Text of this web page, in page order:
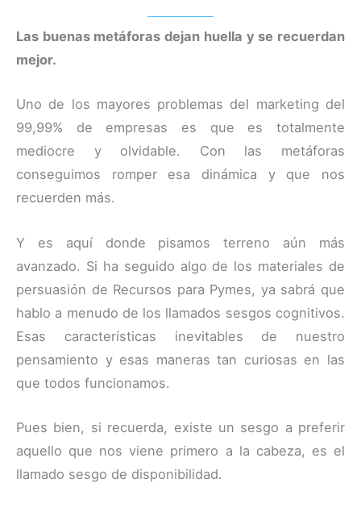
Las buenas metáforas dejan huella y se recuerdan
mejor.
Uno de los mayores problemas del marketing del
99,99% de empresas es que es totalmente
mediocre y olvidable. Con las metáforas
conseguimos romper esa dinámica y que nos
recuerden más.
Y es aquí donde pisamos terreno aún más
avanzado. Si ha seguido algo de los materiales de
persuasión de Recursos para Pymes, ya sabrá que
hablo a menudo de los llamados sesgos cognitivos.
Esas características inevitables de nuestro
pensamiento y esas maneras tan curiosas en las
que todos funcionamos.
Pues bien, si recuerda, existe un sesgo a preferir
aquello que nos viene primero a la cabeza, es el
llamado sesgo de disponibilidad.